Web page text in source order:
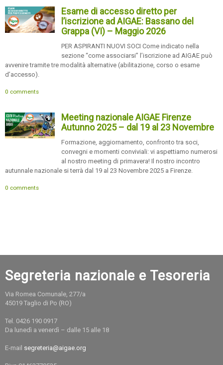
Esame di accesso diretto per
l’iscrizione ad AIGAE: Bassano del
Grappa (VI) – Maggio 2026
PER ASPIRANTI NUOVI SOCI Come indicato nella
sezione “come associarsi” l’iscrizione ad AIGAE può
avvenire tramite tre modalità alternative (abilitazione, corso o esame
d’accesso).
0 comments
Meeting nazionale AIGAE Firenze
Autunno 2025 – dal 19 al 23 Novembre
Formazione, aggiornamento, confronto tra soci,
convegni e momenti conviviali: vi aspettiamo numerosi
al nostro meeting di primavera! Il nostro incontro
autunnale nazionale si terrà dal 19 al 23 Novembre 2025 a Firenze.
0 comments
Segreteria nazionale e Tesoreria
Via Romea Comunale, 277/a
45019 Taglio di Po (RO)
Tel. 0426 190 0917
Da lunedì a venerdì – dalle 15 alle 18
E-mail segreteria@aigae.org